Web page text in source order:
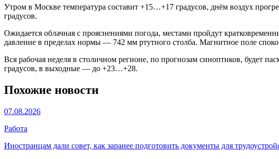
Утром в Москве температура составит +15…+17 градусов, днём воздух
градусов.
Ожидается облачная с прояснениями погода, местами пройдут
давление в пределах нормы — 742 мм ртутного столба. Магнитное поле
Вся рабочая неделя в столичном регионе, по прогнозам синоптиков, будет
градусов, в выходные — до +23…+28.
Похожие новости
07.08.2026
Работа
Иностранцам дали совет, как заранее подготовить документы для